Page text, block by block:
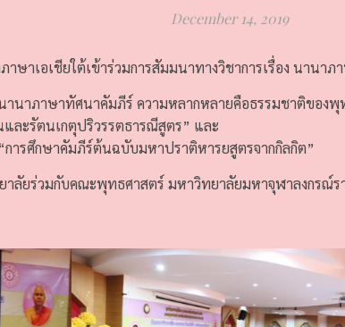
December 14, 2019
ษาเอเชียใต้เข้าร่วมการสัมมนาทางวิชาการเรื่อง นานา
นาภาษาทัศนาคัมภีร์ ความหลากหลายคือธรรมชาติของ
ละรัตนเกตุปริวรรตธารณีสูตร” และ
ารศึกษาคัมภีร์ต้นฉบับมหาปราติหารยสูตรจากกิลกิต”
ลัยร่วมกับคณะพุทธศาสตร์ มหาวิทยาลัยมหาจุฬาลงกรณ์